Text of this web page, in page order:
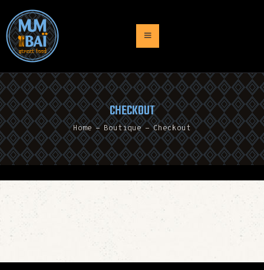
CHECKOUT
Home Boutique Checkout
ACCUEIL
PRESENTATION
MENU
TRAITEUR
NEWS